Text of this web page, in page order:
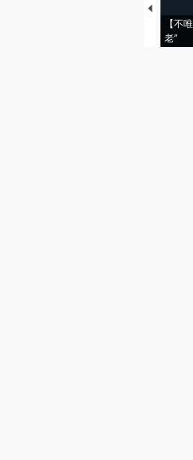
【不
老”